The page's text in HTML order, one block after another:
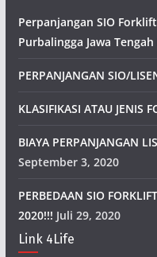
Perpanjangan SIO
Purbalingga Jawa Tengah
PERPANJANGAN SIO/
KLASIFIKASI ATAU JENIS
BIAYA PERPANJANGAN
September 3, 2020
PERBEDAAN SIO
2020!!! Juli 29, 2020
Link 4Life